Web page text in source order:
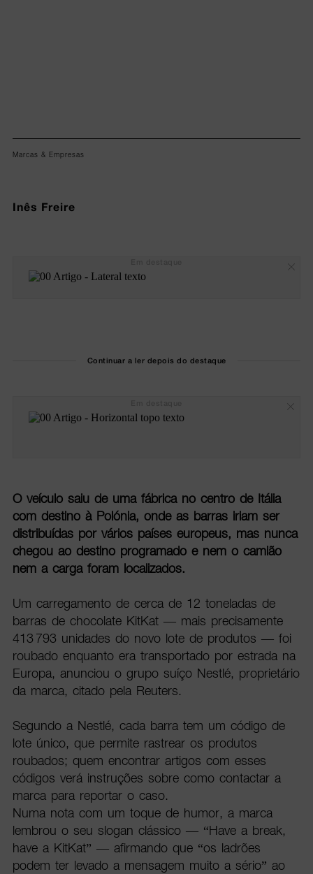
Marcas & Empresas
Inês Freire
Continuar a ler depois do destaque
O veículo saiu de uma fábrica no centro de Itália
com destino à Polónia, onde as barras iriam ser
distribuídas por vários países europeus, mas nunca
chegou ao destino programado e nem o camião
nem a carga foram localizados.
Um carregamento de cerca de 12 toneladas de
barras de chocolate KitKat — mais precisamente
413 793 unidades do novo lote de produtos — foi
roubado enquanto era transportado por estrada na
Europa, anunciou o grupo suíço Nestlé, proprietário
da marca, citado pela Reuters.
Segundo a Nestlé, cada barra tem um código de
lote único, que permite rastrear os produtos
roubados; quem encontrar artigos com esses
códigos verá instruções sobre como contactar a
marca para reportar o caso.
Numa nota com um toque de humor, a marca
lembrou o seu slogan clássico — “Have a break,
have a KitKat” — afirmando que “os ladrões
podem ter levado a mensagem muito a sério” ao